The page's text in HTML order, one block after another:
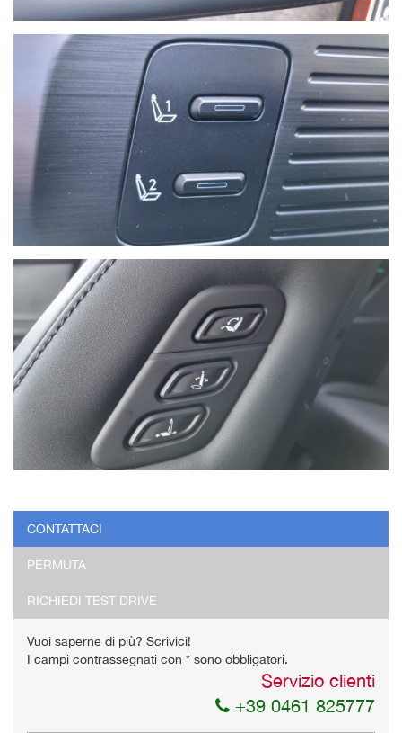
CONTATTACI
PERMUTA
RICHIEDI TEST DRIVE
Vuoi saperne di più? Scrivici!
I campi contrassegnati con * sono obbligatori.
Servizio clienti
+39 0461 825777